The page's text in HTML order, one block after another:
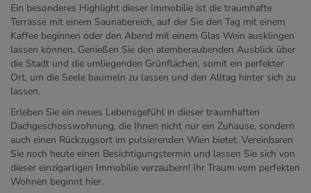
Ein besonderes Highlight dieser Immobilie ist die traumhafte
Terrasse mit einem Saunabereich, auf der Sie den Tag mit einem
Kaffee beginnen oder den Abend mit einem Glas Wein ausklingen
lassen können. Genießen Sie den atemberaubenden Ausblick über
die Stadt und die umliegenden Grünflächen, somit ein perfekter
Ort, um die Seele baumeln zu lassen und den Alltag hinter sich zu
lassen.
Erleben Sie ein neues Lebensgefühl in dieser traumhaften
Dachgeschosswohnung, die Ihnen nicht nur ein Zuhause, sondern
auch einen Rückzugsort im pulsierenden Wien bietet. Vereinbaren
Sie noch heute einen Besichtigungstermin und lassen Sie sich von
dieser einzigartigen Immobilie verzaubern! Ihr Traum vom perfekten
Wohnen beginnt hier.